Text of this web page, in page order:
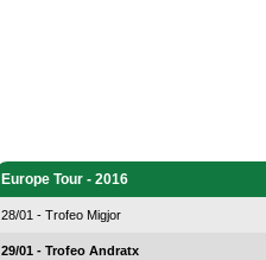
Europe Tour - 2016
28/01 - Trofeo Migjor
29/01 - Trofeo Andratx